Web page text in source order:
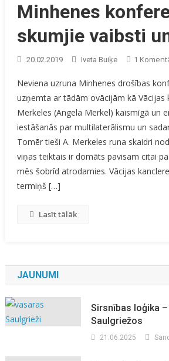
Minhenes
skumjie vaibsti
20.02.2019 Iveta Buiķe 1
Neviena uzruna Minhenes drošības
uzņemta ar tādām ovācijām kā Vācijas
Merkeles (Angela Merkel) kaismīgā un
iestāšanās par multilaterālismu un
Tomēr tieši A. Merkeles runa skaidri
viņas teiktais ir domāts pavisam citai
mēs šobrīd atrodamies. Vācijas
termiņš […]
Lasīt tālāk
JAUNUMI
Sirsnības loģika
Saulgriežos
21.06.2025